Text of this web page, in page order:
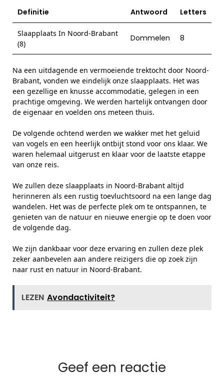
Definitie Antwoord Letters
Slaapplaats In Noord-Brabant
(8)
Dommelen 8
Na een uitdagende en vermoeiende trektocht door Noord-
Brabant, vonden we eindelijk onze slaapplaats. Het was
een gezellige en knusse accommodatie, gelegen in een
prachtige omgeving. We werden hartelijk ontvangen door
de eigenaar en voelden ons meteen thuis.
De volgende ochtend werden we wakker met het geluid
van vogels en een heerlijk ontbijt stond voor ons klaar. We
waren helemaal uitgerust en klaar voor de laatste etappe
van onze reis.
We zullen deze slaapplaats in Noord-Brabant altijd
herinneren als een rustig toevluchtsoord na een lange dag
wandelen. Het was de perfecte plek om te ontspannen, te
genieten van de natuur en nieuwe energie op te doen voor
de volgende dag.
We zijn dankbaar voor deze ervaring en zullen deze plek
zeker aanbevelen aan andere reizigers die op zoek zijn
naar rust en natuur in Noord-Brabant.
LEZEN Avondactiviteit?
Geef een reactie